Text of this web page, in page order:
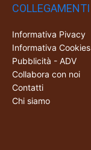
COLLEGAMENTI
Informativa Pivacy
Informativa Cookies
Pubblicità - ADV
Collabora con noi
Contatti
Chi siamo